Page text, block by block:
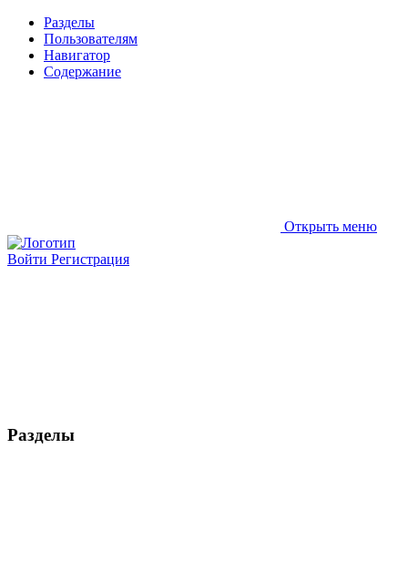
Разделы
Пользователям
Навигатор
Содержание
Открыть меню
Войти Регистрация
Разделы